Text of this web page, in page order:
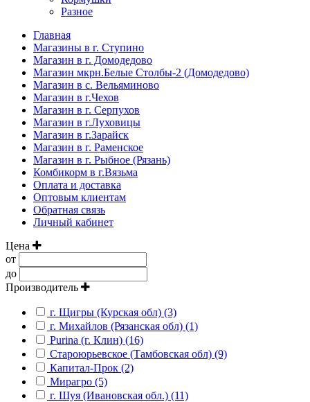
Разное
Главная
Магазины в г. Ступино
Магазин в г. Домодедово
Магазин мкрн.Белые Столбы-2 (Домодедово)
Магазин в с. Вельяминово
Магазин в г.Чехов
Магазин в г. Серпухов
Магазин в г.Луховицы
Магазин в г.Зарайск
Магазин в г. Раменское
Магазин в г. Рыбное (Рязань)
Комбикорм в г.Вязьма
Оплата и доставка
Оптовым клиентам
Обратная связь
Личный кабинет
Цена
от
до
Производитель
г. Щигры (Курская обл) (3)
г. Михайлов (Рязанская обл) (1)
Purina (г. Клин) (16)
Староюрьевское (Тамбовская обл) (9)
Капитал-Прок (2)
Мирагро (5)
г. Шуя (Ивановская обл.) (11)